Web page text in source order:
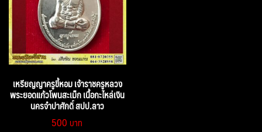
เหรียญญาครูขี้หอม เจ้าราชครูหลวง
พระยอดแก้วโพนสะเม็ก เนื้อกะไหล่เงิน
นครจำปาศักดิ์ สปป.ลาว
500